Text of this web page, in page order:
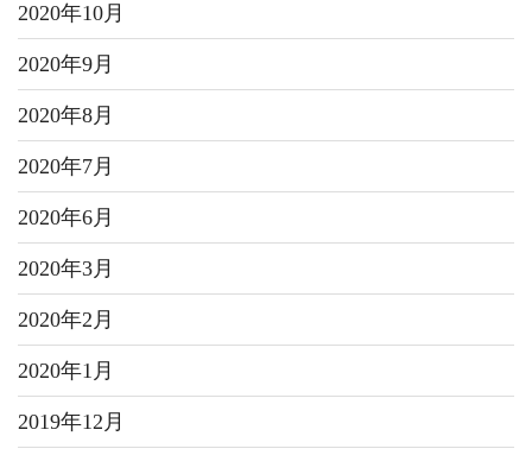
2020年10月
2020年9月
2020年8月
2020年7月
2020年6月
2020年3月
2020年2月
2020年1月
2019年12月